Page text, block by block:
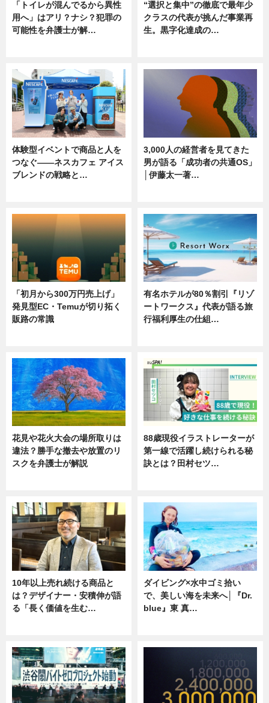
「トイレが混んでるから異性
用へ」はアリ？ナシ？犯罪の
可能性を弁護士が解…
“選択と集中”の徹底で最年少
クラスの代表が挑んだ事業再
生。黒字化達成の…
体験型イベントで商品と人を
つなぐ――ネスカフェ アイス
ブレンドの戦略と…
3,000人の経営者を見てきた
男が語る「成功者の共通OS」
│伊藤太一著…
「初月から300万円売上げ」
発見型EC・Temuが切り拓く
販路の常識
有名ホテルが80％割引『リゾ
ートワークス』代表が語る旅
行福利厚生の仕組…
花見や花火大会の場所取りは
違法？勝手な撤去や放置のリ
スクを弁護士が解説
88歳現役イラストレーターが
第一線で活躍し続けられる秘
訣とは？田村セツ…
10年以上売れ続ける商品と
は？デザイナー・安積伸が語
る「長く価値を生む…
ダイビング×水中ゴミ拾い
で、美しい海を未来へ│『Dr.
blue』東 真…